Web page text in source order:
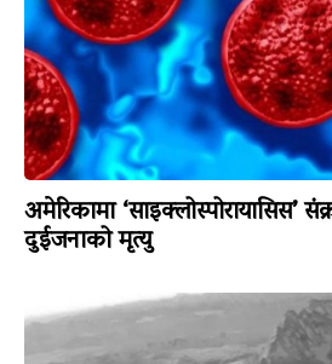
अमेरिकामा ‘साइक्लोस्पोरायासिस’
दुईजनाको मृत्यु